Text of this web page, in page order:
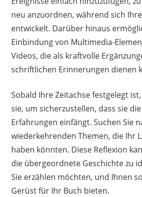
neu anzuordnen, während sich
entwickelt. Darüber hinaus
Einbindung von Multimedia-
Videos, die als kraftvolle
schriftlichen Erinnerungen dienen
Sobald Ihre Zeitachse festgelegt
sie, um sicherzustellen, dass sie
Erfahrungen einfängt. Suchen Sie
wiederkehrenden Themen, die Ihr
haben könnten. Diese Reflexion
die übergeordnete Geschichte zu
Sie erzählen möchten, und Ihnen
Gerüst für Ihr Buch bieten.